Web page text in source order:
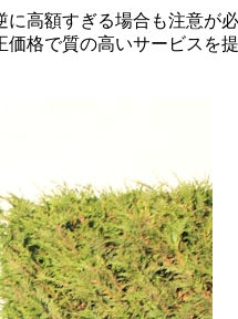
高額すぎる場合も注意が
格で質の高いサービスを